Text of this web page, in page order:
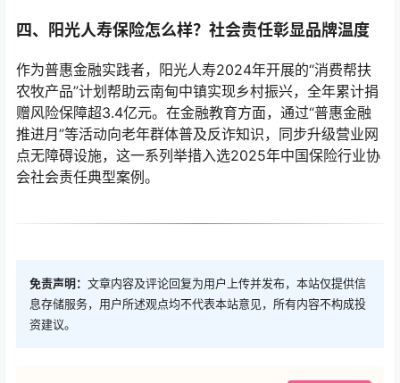
四、阳光人寿保险怎么样？社会责任彰显品牌温度
作为普惠金融实践者，阳光人寿2024年开展的“消费帮扶
农牧产品”计划帮助云南甸中镇实现乡村振兴，全年累计捐
赠风险保障超3.4亿元。在金融教育方面，通过“普惠金融
推进月”等活动向老年群体普及反诈知识，同步升级营业网
点无障碍设施，这一系列举措入选2025年中国保险行业协
会社会责任典型案例。
免责声明： 文章内容及评论回复为用户上传并发布，本站仅提供信
息存储服务，用户所述观点均不代表本站意见，所有内容不构成投
资建议。